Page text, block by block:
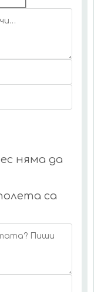
няма да
са